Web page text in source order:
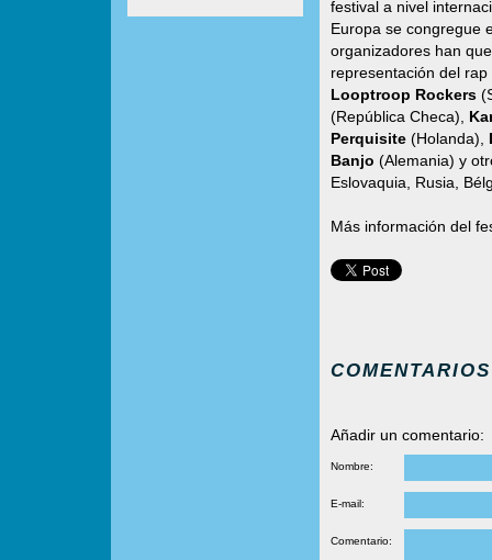
festival a nivel
Europa se congregue
organizadores han
representación del
Looptroop Rockers
(República Checa),
Perquisite(Holanda),
Banjo (Alemania) y
Eslovaquia, Rusia,
Más información del
COMENTARIOS
Añadir un comentario:
Nombre:
E-mail:
Comentario: